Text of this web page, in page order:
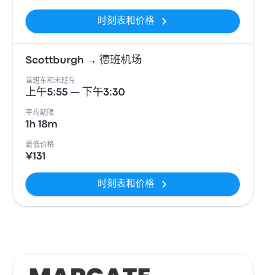
时刻表和价格
Scottburgh → 德班机场
首班车和末班车
上午5:55 — 下午3:30
平均期限
1h 18m
最低价格
¥131
时刻表和价格